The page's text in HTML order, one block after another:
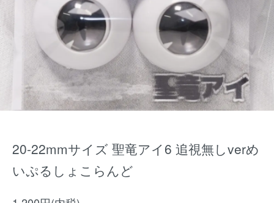
20-22mmサイズ 聖竜アイ6 追視無しverめ
いぷるしょこらんど